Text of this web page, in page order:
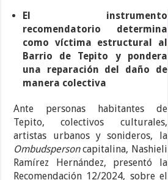
El instrumento
recomendatorio determina
como víctima estructural al
Barrio de Tepito y pondera
una reparación del daño de
manera colectiva
Ante personas habitantes de
Tepito, colectivos culturales,
artistas urbanos y sonideros, la
Ombudspersoncapitalina, Nashieli
Ramírez Hernández, presentó la
Recomendación 12/2024, sobre el